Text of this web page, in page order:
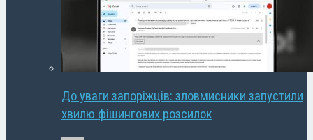
До уваги запоріжців: зловмисники запустили
хвилю фішингових розсилок